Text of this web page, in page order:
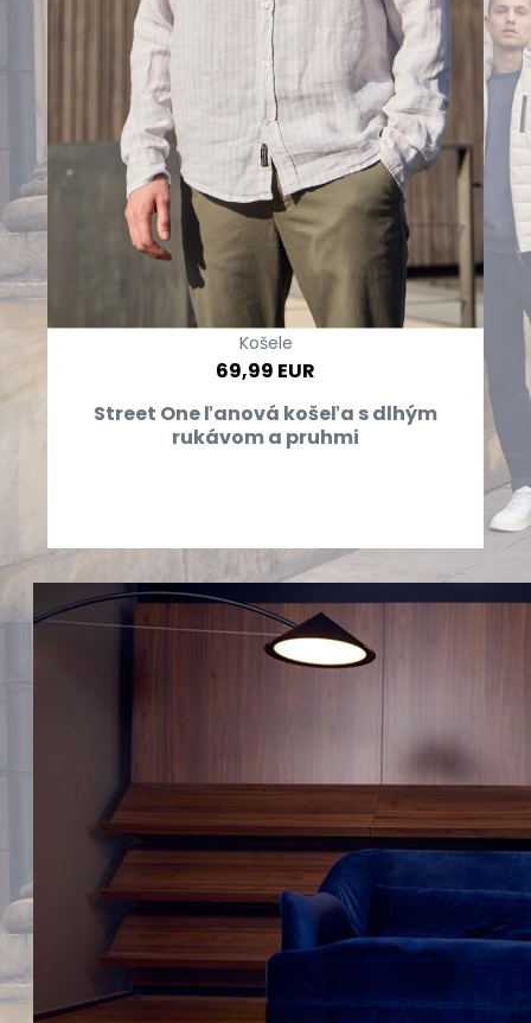
Košele
69,99 EUR
Street One ľanová košeľa s dlhým
rukávom a pruhmi